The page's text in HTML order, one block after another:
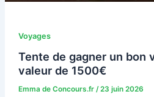
Voyages
Tente de gagner un bon
valeur de 1500€
Emma de Concours.fr /23 juin 2026